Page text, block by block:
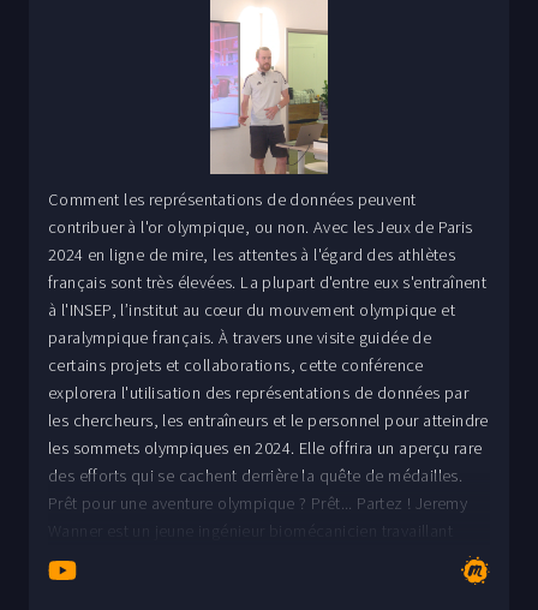
Comment les représentations de données peuvent
contribuer à l'or olympique, ou non. Avec les Jeux de Paris
2024 en ligne de mire, les attentes à l'égard des athlètes
français sont très élevées. La plupart d'entre eux s'entraînent
à l'INSEP, l’institut au cœur du mouvement olympique et
paralympique français. À travers une visite guidée de
certains projets et collaborations, cette conférence
explorera l'utilisation des représentations de données par
les chercheurs, les entraîneurs et le personnel pour atteindre
les sommets olympiques en 2024. Elle offrira un aperçu rare
des efforts qui se cachent derrière la quête de médailles.
Prêt pour une aventure olympique ? Prêt... Partez ! Jeremy
Wanner est un jeune ingénieur biomécanicien travaillant
comme data scientist à l'INSEP, l'Institut National du Sport
et de la Performance. Il adore vadrouiller en prenant de